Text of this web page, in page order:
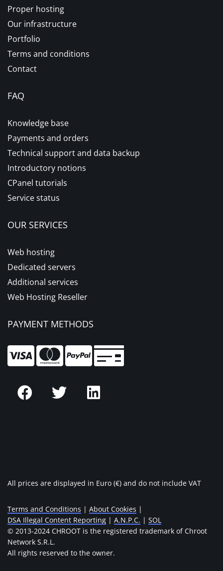
Proper hosting
Our infrastructure
Portfolio
Terms and conditions
Contact
FAQ
Knowledge base
Payments and orders
Technical support and data backup
Introductory notions
CPanel tutorials
Service status
OUR SERVICES
Web hosting
Dedicated servers
Additional services
Web Hosting Reseller
PAYMENT METHODS
All prices are displayed in Euro (€) and do not include VAT
Terms and Conditions | About Cookies |
DSA Illegal Content Reporting | A.N.P.C. | SOL
© 2013-2024 CHROOT is the registered trademark of Chroot
Network S.R.L.
All rights reserved to the owner.